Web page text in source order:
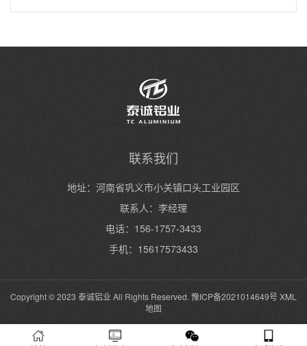
联系我们
地址：河南省巩义市小关镇口头工业园区
联系人：李经理
电话：156-1757-3433
手机：15617573433
Copyright © 2023 泰诚铝业 All Rights Reserved. 豫ICP备2021014649号 XML
地图